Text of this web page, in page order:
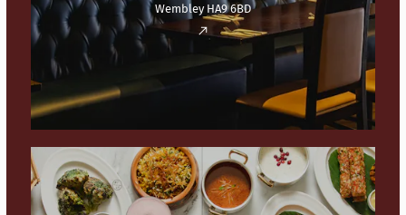
Wembley HA9 6BD